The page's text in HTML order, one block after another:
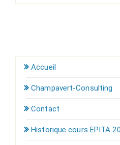
Accueil
Champavert-Consulting
Contact
Historique cours EPITA